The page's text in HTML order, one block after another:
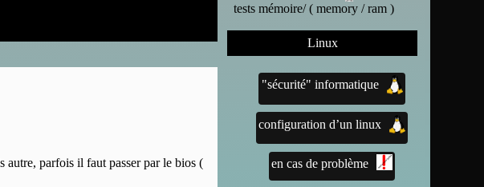
autre, parfois il faut passer par le bios (
tests mémoire/ ( memory / ram )
Linux
"sécurité" informatique
configuration d’un linux
en cas de problème